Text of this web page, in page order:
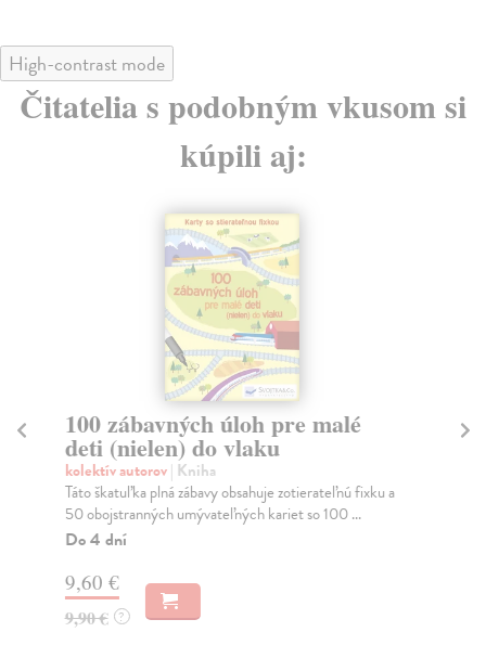
High-contrast mode
Čitatelia s podobným vkusom si
kúpili aj:
Poviedka 2008
kolektív autorov| Kniha
Dodávateľ nemá titul na sklade. Dodanie do cca.
30 dní.
5,00 € ?